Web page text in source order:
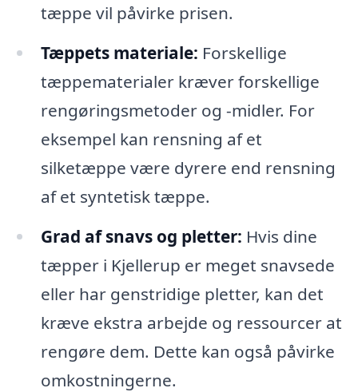
tæppe vil påvirke prisen.
Tæppets materiale: Forskellige
tæppematerialer kræver forskellige
rengøringsmetoder og -midler. For
eksempel kan rensning af et
silketæppe være dyrere end rensning
af et syntetisk tæppe.
Grad af snavs og pletter: Hvis dine
tæpper i Kjellerup er meget snavsede
eller har genstridige pletter, kan det
kræve ekstra arbejde og ressourcer at
rengøre dem. Dette kan også påvirke
omkostningerne.